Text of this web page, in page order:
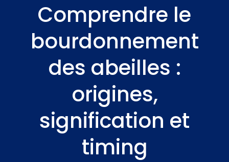
Comprendre le
bourdonnement
des abeilles :
origines,
signification et
timing